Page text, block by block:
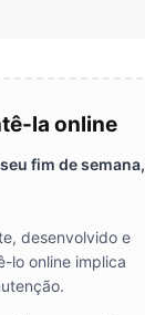
la online
fim de semana,
desenvolvido e
lo online implica